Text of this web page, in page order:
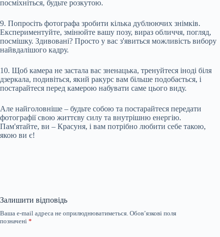
посміхніться, будьте розкутою.
9. Попросіть фотографа зробити кілька дублюючих знімків.
Експериментуйте, змінюйте вашу позу, вираз обличчя, погляд,
посмішку. Здивовані? Просто у вас з'явиться можливість вибору
найвдалішого кадру.
10. Щоб камера не застала вас зненацька, тренуйтеся іноді біля
дзеркала, подивіться, який ракурс вам більше подобається, і
постарайтеся перед камерою набувати саме цього виду.
Але найголовніше – будьте собою та постарайтеся передати
фотографії свою життєву силу та внутрішню енергію.
Пам'ятайте, ви – Красуня, і вам потрібно любити себе такою,
якою ви є!
Залишити відповідь
Ваша e-mail адреса не оприлюднюватиметься. Обов’язкові поля
позначені *